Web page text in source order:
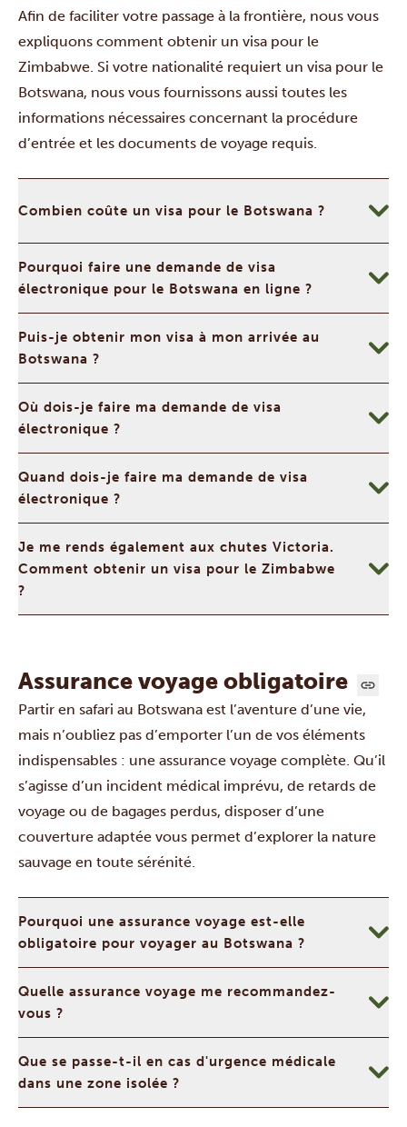
Afin de faciliter votre passage à la frontière, nous vous
expliquons comment obtenir un visa pour le
Zimbabwe. Si votre nationalité requiert un visa pour le
Botswana, nous vous fournissons aussi toutes les
informations nécessaires concernant la procédure
d’entrée et les documents de voyage requis.
Combien coûte un visa pour le Botswana ?
Pourquoi faire une demande de visa
électronique pour le Botswana en ligne ?
Puis-je obtenir mon visa à mon arrivée au
Botswana ?
Où dois-je faire ma demande de visa
électronique ?
Quand dois-je faire ma demande de visa
électronique ?
Je me rends également aux chutes Victoria.
Comment obtenir un visa pour le Zimbabwe
?
Assurance voyage obligatoire
Partir en safari au Botswana est l’aventure d’une vie,
mais n’oubliez pas d’emporter l’un de vos éléments
indispensables : une assurance voyage complète. Qu’il
s’agisse d’un incident médical imprévu, de retards de
voyage ou de bagages perdus, disposer d’une
couverture adaptée vous permet d’explorer la nature
sauvage en toute sérénité.
Pourquoi une assurance voyage est-elle
obligatoire pour voyager au Botswana ?
Quelle assurance voyage me recommandez-
vous ?
Que se passe-t-il en cas d'urgence médicale
dans une zone isolée ?